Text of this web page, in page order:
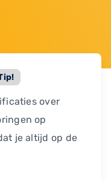
over
op
je altijd op de